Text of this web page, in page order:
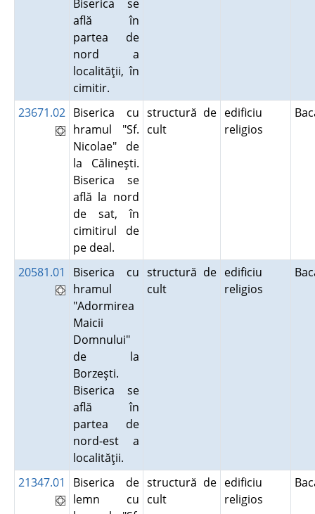
Biserica se
află în
partea de
nord a
localităţii, în
cimitir.
23671.02 Biserica cu
hramul "Sf.
Nicolae" de
la Călineşti.
Biserica se
află la nord
de sat, în
cimitirul de
pe deal.
structură de
cult
edificiu
religios
20581.01
Biserica cu
hramul
"Adormirea
Maicii
Domnului"
de la
Borzeşti.
Biserica se
află în
partea de
nord-est a
localităţii.
structură de
cult
edificiu
religios
21347.01
Biserica de
lemn cu
structură de
cult
edificiu
religios